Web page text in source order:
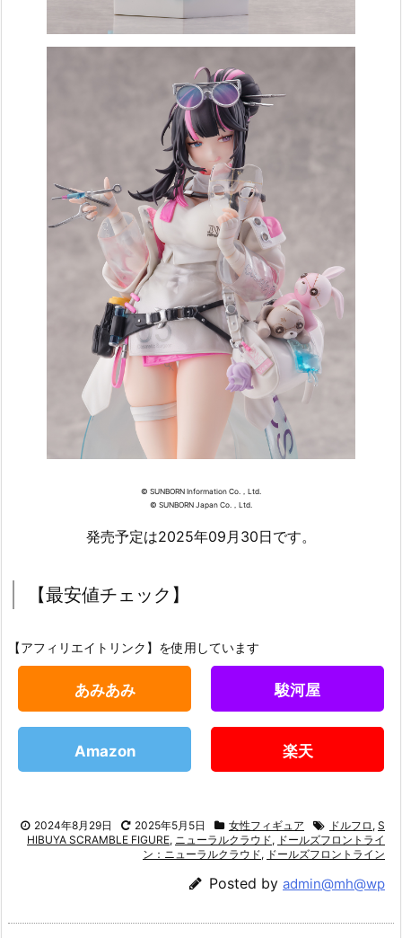
© SUNBORN Information Co.，Ltd.
© SUNBORN Japan Co.，Ltd.
発売予定は2025年09月30日です。
【最安値チェック】
【アフィリエイトリンク】を使用しています
あみあみ 駿河屋
Amazon 楽天
2024年8月29日 2025年5月5日 女性フィギュア ドルフロ , S
HIBUYA SCRAMBLE FIGURE, ニューラルクラウド, ドールズフロントライ
ン：ニューラルクラウド, ドールズフロントライン
Posted by admin@mh@wp